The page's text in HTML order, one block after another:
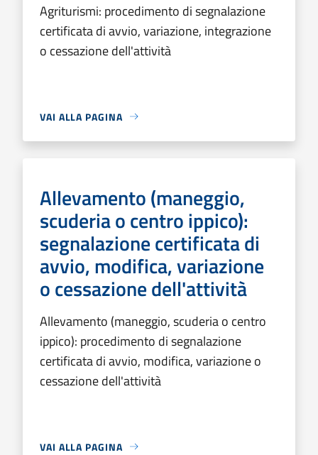
Agriturismi: procedimento di segnalazione
certificata di avvio, variazione, integrazione
o cessazione dell'attività
VAI ALLA PAGINA
Allevamento (maneggio,
scuderia o centro ippico):
segnalazione certificata di
avvio, modifica, variazione
o cessazione dell'attività
Allevamento (maneggio, scuderia o centro
ippico): procedimento di segnalazione
certificata di avvio, modifica, variazione o
cessazione dell'attività
VAI ALLA PAGINA